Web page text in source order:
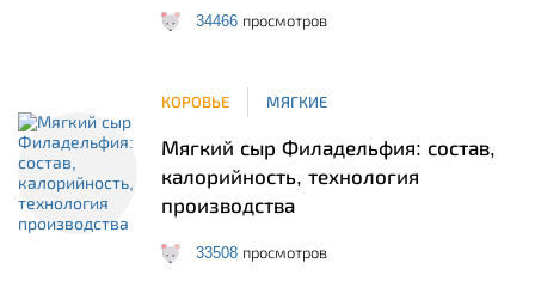
34466 просмотров
КОРОВЬЕ МЯГКИЕ
Мягкий сыр Филадельфия: состав,
калорийность, технология
производства
33508 просмотров